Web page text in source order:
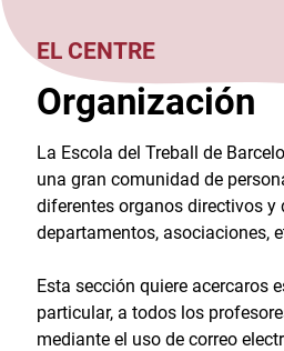
EL CENTRE
Organización
La Escola del Treball de
una gran comunidad de
diferentes organos directivos y
departamentos, asociaciones,
Esta sección quiere acercaros
particular, a todos los
mediante el uso de correo